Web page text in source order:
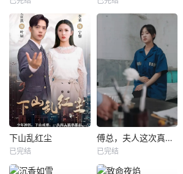
下山乱红尘
已完结
傅总，夫人这次真的死了
已完结